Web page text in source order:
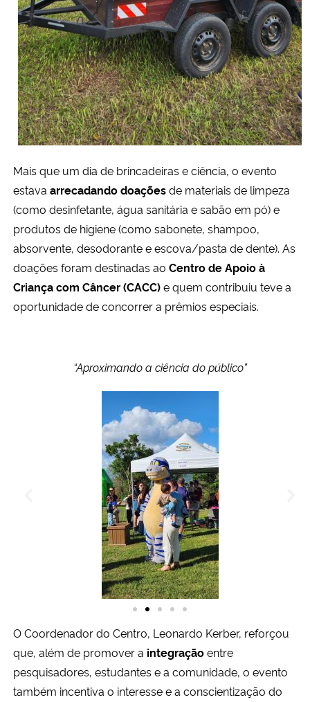
Mais que um dia de brincadeiras e ciência, o evento
estava arrecadando doaçõesde materiais de limpeza
(como desinfetante, água sanitária e sabão em pó) e
produtos de higiene (como sabonete, shampoo,
absorvente, desodorante e escova/pasta de dente). As
doações foram destinadas ao Centro de Apoio à
Criança com Câncer (CACC)e quem contribuiu teve a
oportunidade de concorrer a prêmios especiais.
“Aproximando a ciência do público”
O Coordenador do Centro, Leonardo Kerber, reforçou
que, além de promover a integraçãoentre
pesquisadores, estudantes e a comunidade, o evento
também incentiva o interesse e a conscientização do